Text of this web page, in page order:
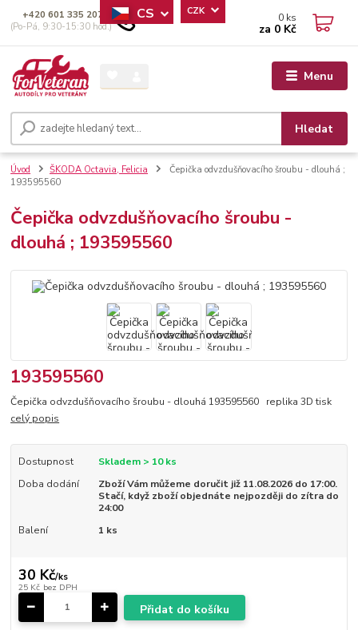
Menu
CS CZK
Hledat
+420 601 335 207
(Po-Pá, 9:30-15:30 hod.)
0 ks
za 0 Kč
Úvod ŠKODA Octavia, Felicia
Čepička odvzdušňovacího šroubu - dlouhá ;
193595560
Čepička odvzdušňovacího šroubu -
dlouhá ; 193595560
193595560
Čepička odvzdušňovacího šroubu - dlouhá 193595560 replika 3D tisk
celý popis
Dostupnost
Skladem > 10 ks
Doba dodání
Zboží Vám můžeme doručit již 11.08.2026 do 17:00.
Stačí, když zboží objednáte nejpozději do zítra do
24:00
Balení
1 ks
30 Kč/ks
25 Kč bez DPH
Přidat do košíku